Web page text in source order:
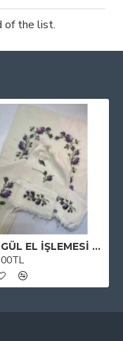
of the list.
LİLA GÜL EL İŞLEMESİ BOHÇA TAKIMI